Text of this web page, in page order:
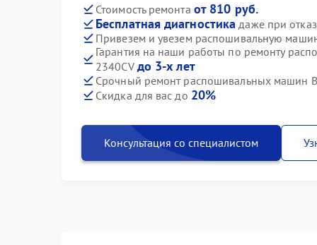
Стоимость ремонта от 810 руб.
Бесплатная диагностика даже при
Привезем и увезем распошивальную
Гарантия на наши работы по ремонту
2340CV до 3-х лет
Срочный ремонт распошивальных машин
Скидка для вас до 20%
Консультация со специалистом